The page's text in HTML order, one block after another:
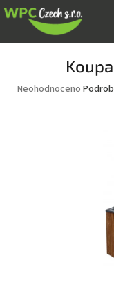
Přejít
na
Průměrné
Neohodnoceno